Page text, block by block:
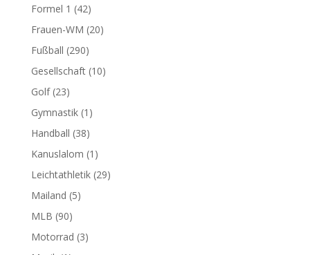
Formel 1 (42)
Frauen-WM (20)
Fußball (290)
Gesellschaft(10)
Golf(23)
Gymnastik(1)
Handball (38)
Kanuslalom (1)
Leichtathletik(29)
Mailand (5)
MLB (90)
Motorrad (3)